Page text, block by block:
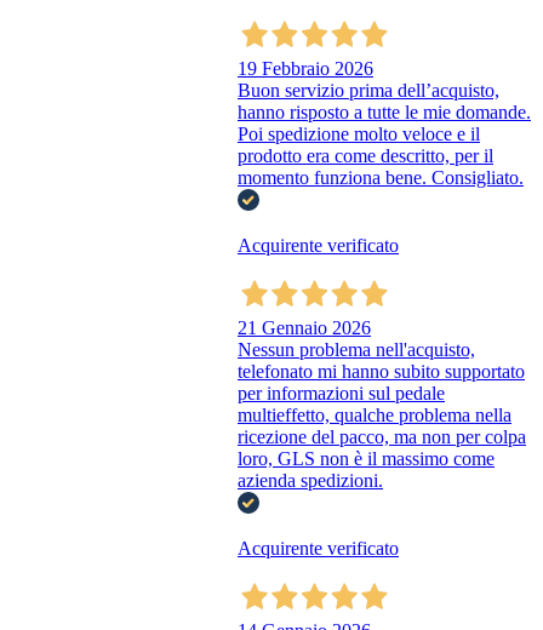
19 Febbraio 2026
Buon servizio prima dell’acquisto,
hanno risposto a tutte le mie domande.
Poi spedizione molto veloce e il
prodotto era come descritto, per il
momento funziona bene. Consigliato.
Acquirente verificato
21 Gennaio 2026
Nessun problema nell'acquisto,
telefonato mi hanno subito supportato
per informazioni sul pedale
multieffetto, qualche problema nella
ricezione del pacco, ma non per colpa
loro, GLS non è il massimo come
azienda spedizioni.
Acquirente verificato